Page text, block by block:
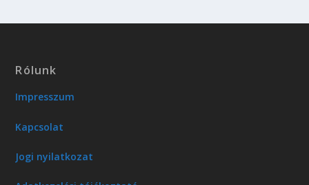
Rólunk
Impresszum
Kapcsolat
Jogi nyilatkozat